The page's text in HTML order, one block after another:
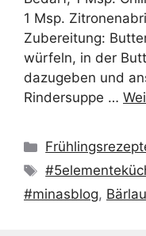
1 Msp.
Zubereitung:
würfeln, in der
dazugeben und
Rindersuppe …
Kategorien
Schlagwörter
#minasblog,